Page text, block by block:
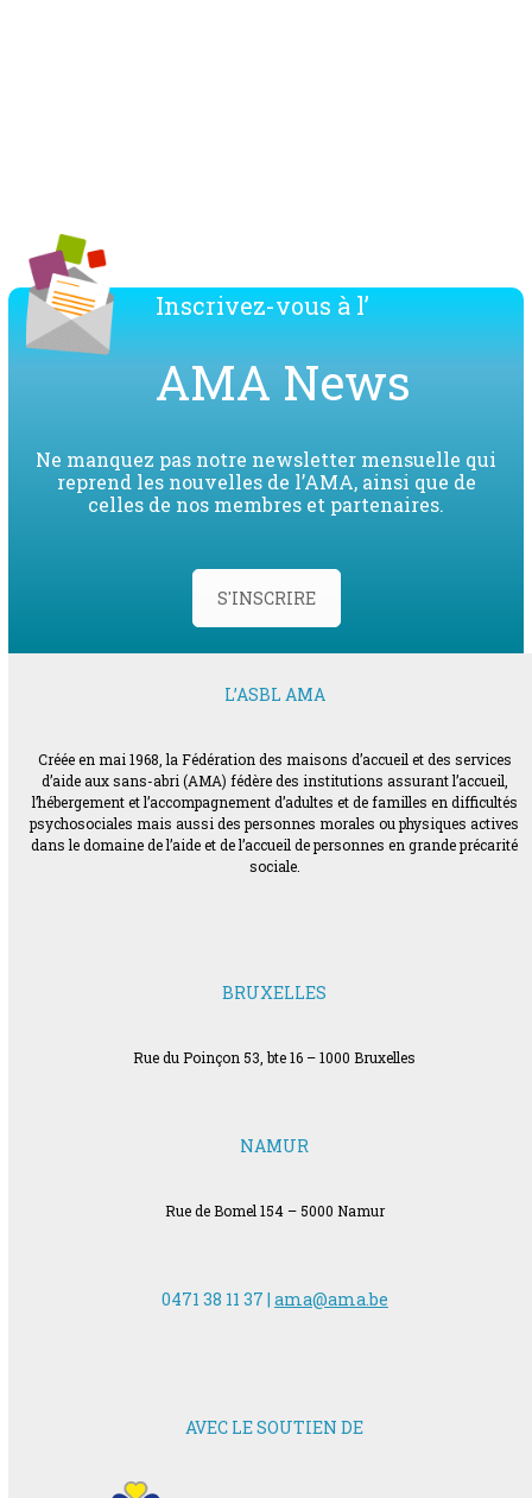
Inscrivez-vous à l’
AMA News
Ne manquez pas notre newsletter mensuelle qui
reprend les nouvelles de l’AMA, ainsi que de
celles de nos membres et partenaires.
S'INSCRIRE
L’ASBL AMA
Créée en mai 1968, la Fédération des maisons d’accueil et des services
d’aide aux sans-abri (AMA) fédère des institutions assurant l’accueil,
l’hébergement et l’accompagnement d’adultes et de familles en difficultés
psychosociales mais aussi des personnes morales ou physiques actives
dans le domaine de l’aide et de l’accueil de personnes en grande précarité
sociale.
BRUXELLES
Rue du Poinçon 53, bte 16 – 1000 Bruxelles
NAMUR
Rue de Bomel 154 – 5000 Namur
0471 38 11 37 | ama@ama.be
AVEC LE SOUTIEN DE